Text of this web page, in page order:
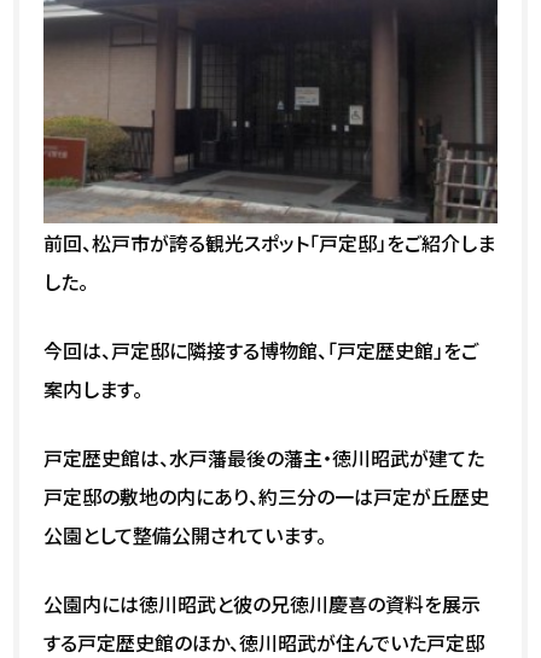
前回、松戸市が誇る観光スポット「戸定邸」をご紹介しま
した。
今回は、戸定邸に隣接する博物館、「戸定歴史館」をご
案内します。
戸定歴史館は、水戸藩最後の藩主・徳川昭武が建てた
戸定邸の敷地の内にあり、約三分の一は戸定が丘歴史
公園として整備公開されています。
公園内には徳川昭武と彼の兄徳川慶喜の資料を展示
する戸定歴史館のほか、徳川昭武が住んでいた戸定邸